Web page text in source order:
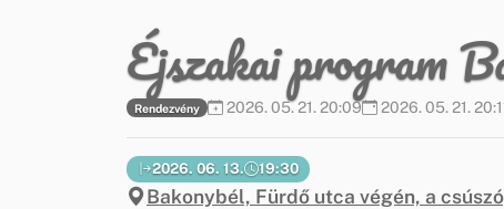
Éjszakai program
Rendezvény 2026. 05. 21. 20:09 2026. 05. 21.
2026. 06. 13. 19:30
Bakonybél, Fürdő utca végén, a